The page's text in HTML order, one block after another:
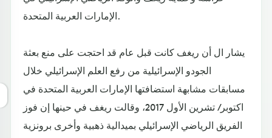
الإمارات العربية المتحدة.
يشار ال أن ريغف كانت قبل عام قد احتجت على منع بعثة
الجودو الإسرائيلية من رفع العلم الإسرائيلي خلال
مسابقات مشابهة استضافتها الإمارات العربية المتحدة في
اكتوبر/ تشرين الأول 2017، وقالت ريغف في حينها إن فوز
الفريق الرياضي الإسرائيلي بميدالية ذهبية وأخرى برونزية